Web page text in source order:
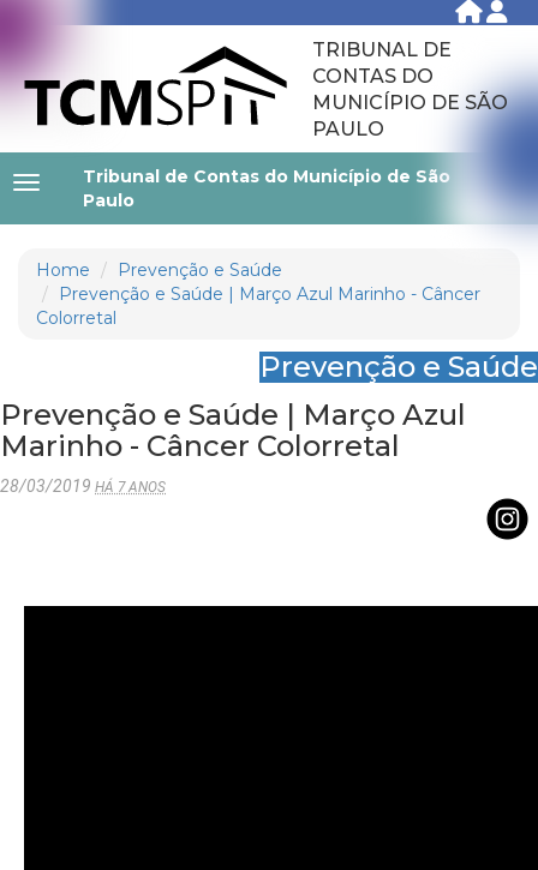
TRIBUNAL DE
CONTAS DO
MUNICÍPIO DE SÃO
PAULO
Tribunal de Contas do Município de São
Paulo
Home
Prevenção e Saúde
Prevenção e Saúde | Março Azul Marinho - Câncer
Colorretal
Prevenção e Saúde
Prevenção e Saúde | Março Azul
Marinho - Câncer Colorretal
28/03/2019 HÁ 7 ANOS